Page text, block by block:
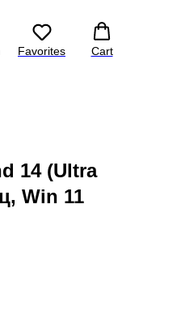
Favorites Cart
по всей России
14 (Ultra
Win 11